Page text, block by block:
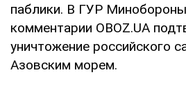
паблики. В ГУР
комментарии OBOZ.UA
уничтожение российского
Азовским морем.